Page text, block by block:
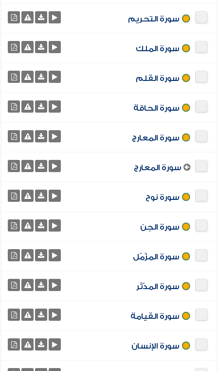
سورة التحريم
سورة الملك
سورة القلم
سورة الحاقة
سورة المعارج
سورة المعارج
سورة نوح
سورة الجن
سورة المزّمّل
سورة المدّثر
سورة القيامة
سورة الإنسان